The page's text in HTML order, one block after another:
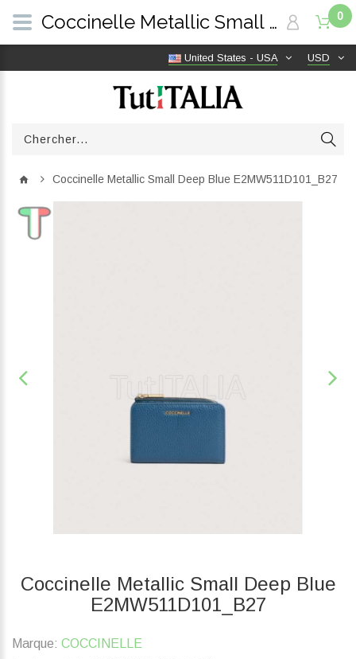
USD
United States - USA
0
Coccinelle Metallic Small Deep Blue E2MW511D101_B27
Coccinelle Metallic Small Deep Blue
E2MW511D101_B27
Marque: COCCINELLE
Coccinelle Metallic Small Deep Blue E2MW511D101_B27 | TutITALIA